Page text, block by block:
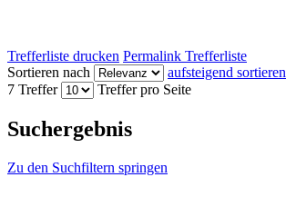
Trefferliste drucken Permalink Trefferliste
Sortieren nach
aufsteigend sortieren
7 Treffer
Treffer pro Seite
Suchergebnis
Zu den Suchfiltern springen